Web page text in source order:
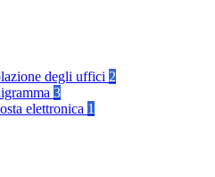
degli uffici 2
3
elettronica 1